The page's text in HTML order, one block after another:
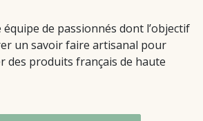
de passionnés dont l’objectif
un savoir faire artisanal pour
des produits français de haute